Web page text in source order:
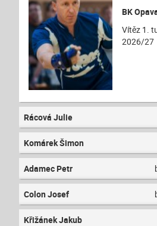
BK
Vítěz 1.
2026/27
Rácová Julie
Komárek Šimon
Adamec Petr
Colon Josef
Křižánek Jakub